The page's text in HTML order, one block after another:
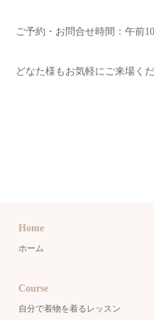
ご予約・お問合せ時間：午前
どなた様もお気軽にご来場くだ
Home
ホーム
Course
自分で着物を着るレッスン